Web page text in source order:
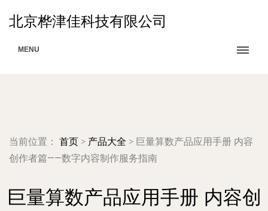
北京桦津佳科技有限公司
MENU
当前位置： 首页 > 产品大全 > 巨量算数产品应用手册 内容
创作者篇——数字内容制作服务指南
巨量算数产品应用手册 内容创